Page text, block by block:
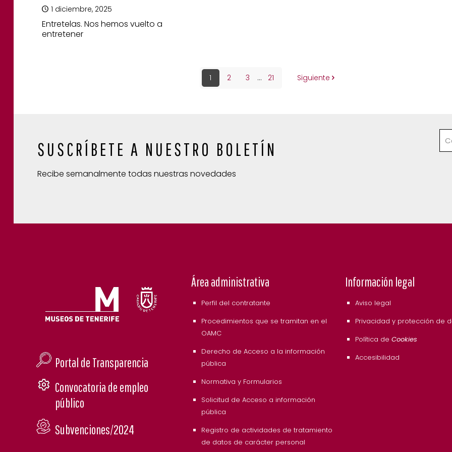
1 diciembre, 2025
Entretelas. Nos hemos vuelto a
entretener
1 2 3 ... 21 Siguiente
SUSCRÍBETE A NUESTRO BOLETÍN
Recibe semanalmente todas nuestras novedades
Portal de Transparencia
Convocatoria de empleo
público
Subvenciones/2024
Área administrativa
Perfil del contratante
Procedimientos que se tramitan en el
OAMC
Derecho de Acceso a la información
pública
Normativa y Formularios
Solicitud de Acceso a información
pública
Registro de actividades de tratamiento
de datos de carácter personal
Información legal
Aviso legal
Privacidad y protección de
Política de Cookies
Accesibilidad